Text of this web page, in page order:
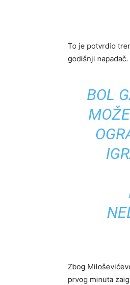
To je potvrdio
godišnji napadač.
BOL
Zbog
prvog minuta